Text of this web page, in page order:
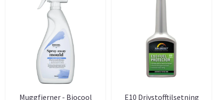
Muggfjerner - Biocool
E10 Drivstofftilsetning